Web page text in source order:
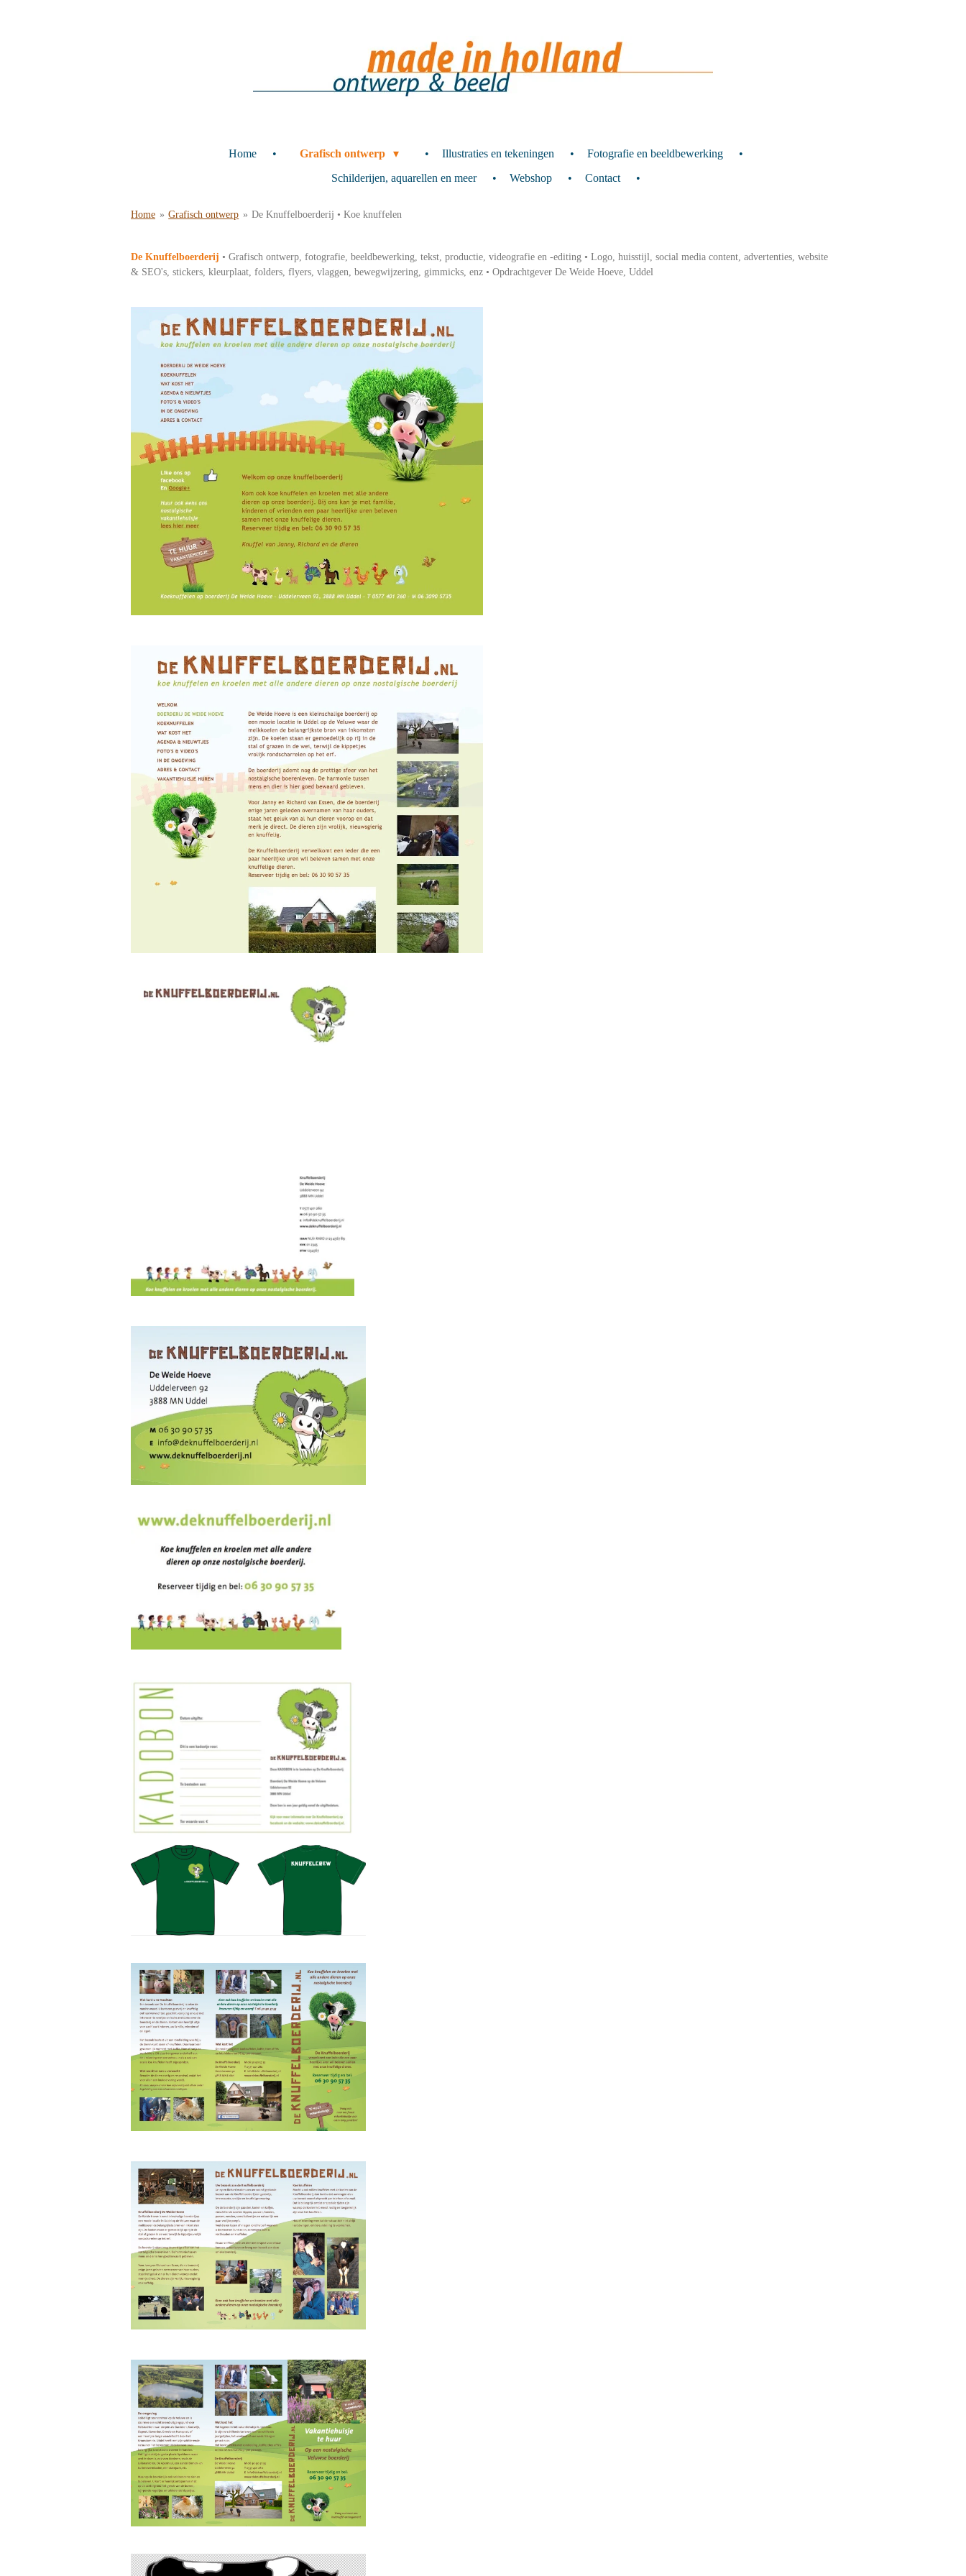
Home Grafisch ontwerp Illustraties en tekeningen
Fotografie en beeldbewerking
Schilderijen, aquarellen en meer
Webshop Contact
Home » Grafisch ontwerp » De Knuffelboerderij • Koe knuffelen
De Knuffelboerderij • Grafisch ontwerp, fotografie, beeldbewerking, tekst, productie, videografie en -editing • Logo, huisstijl, social media content, advertenties, website
& SEO's, stickers, kleurplaat, folders, flyers, vlaggen, bewegwijzering, gimmicks, enz • Opdrachtgever De Weide Hoeve, Uddel